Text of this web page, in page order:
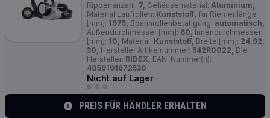
Rippenanzahl: 7, Gehäusematerial: Aluminium,
Material Laufrollen: Kunststoff, für Riemenlänge
[mm]: 1975, Spannrollenbetätigung: automatisch,
Außendurchmesser [mm]: 60, Innendurchmesser
[mm]: 10, Material: Kunststoff, Breite [mm]: 24,92,
30, Hersteller Artikelnummer: 542R0022, Die
Hersteller: RIDEX, EAN-Nummer(n):
4059191672530
Nicht auf Lager
PREIS FÜR HÄNDLER ERHALTEN